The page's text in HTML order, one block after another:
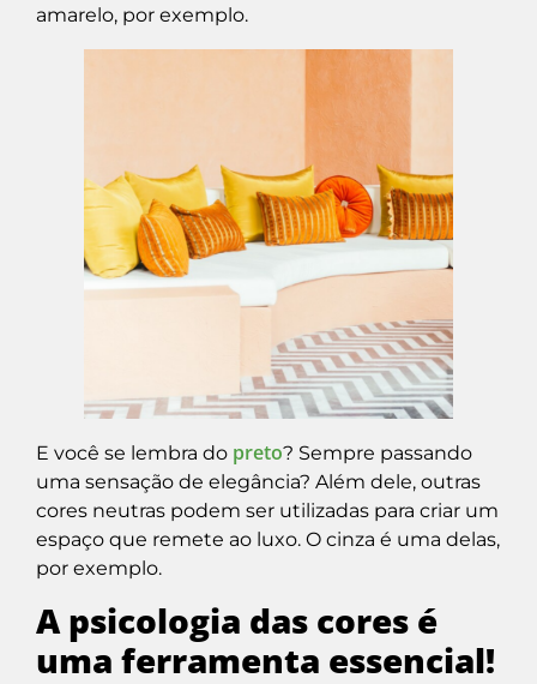
amarelo, por exemplo.
E você se lembra do preto? Sempre passando
uma sensação de elegância? Além dele, outras
cores neutras podem ser utilizadas para criar um
espaço que remete ao luxo. O cinza é uma delas,
por exemplo.
A psicologia das cores é
uma ferramenta essencial!